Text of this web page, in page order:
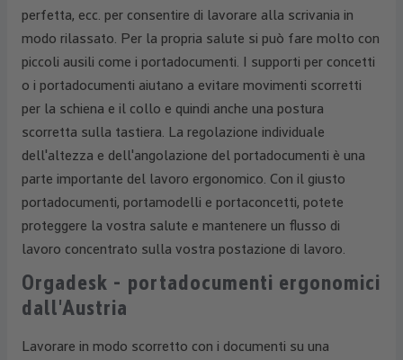
perfetta, ecc. per consentire di lavorare alla scrivania in
modo rilassato. Per la propria salute si può fare molto con
piccoli ausili come i portadocumenti. I supporti per concetti
o i portadocumenti aiutano a evitare movimenti scorretti
per la schiena e il collo e quindi anche una postura
scorretta sulla tastiera. La regolazione individuale
dell'altezza e dell'angolazione del portadocumenti è una
parte importante del lavoro ergonomico. Con il giusto
portadocumenti, portamodelli e portaconcetti, potete
proteggere la vostra salute e mantenere un flusso di
lavoro concentrato sulla vostra postazione di lavoro.
Orgadesk - portadocumenti ergonomici
dall'Austria
Lavorare in modo scorretto con i documenti su una